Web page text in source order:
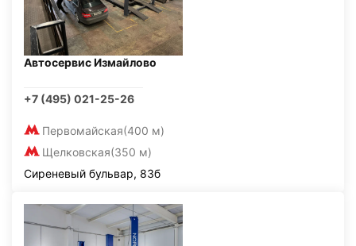
Автосервис Измайлово
+7 (495) 021-25-26
Первомайская(400 м)
Щелковская(350 м)
Сиреневый бульвар, 83б